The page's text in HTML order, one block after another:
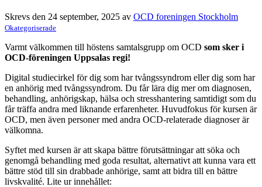
Skrevs den 24 september, 2025 av OCD foreningen Stockholm
Okategoriserade
Varmt välkommen till höstens samtalsgrupp om OCD som sker i
OCD-föreningen Uppsalas regi!
Digital studiecirkel för dig som har tvångssyndrom eller dig som har
en anhörig med tvångssyndrom. Du får lära dig mer om diagnosen,
behandling, anhörigskap, hälsa och stresshantering samtidigt som du
får träffa andra med liknande erfarenheter. Huvudfokus för kursen är
OCD, men även personer med andra OCD-relaterade diagnoser är
välkomna.
Syftet med kursen är att skapa bättre förutsättningar att söka och
genomgå behandling med goda resultat, alternativt att kunna vara ett
bättre stöd till sin drabbade anhörige, samt att bidra till en bättre
livskvalité. Lite ur innehållet: